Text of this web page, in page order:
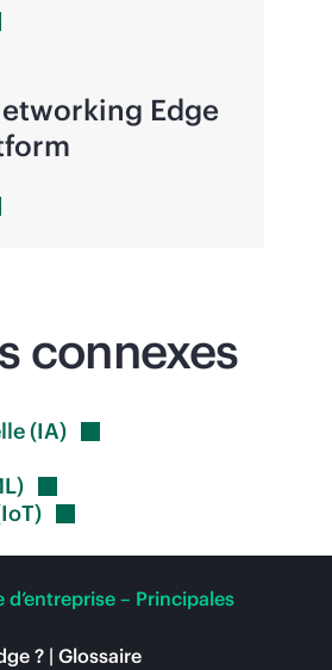
Edge
connexes
(IA)
– Principales
? | Glossaire